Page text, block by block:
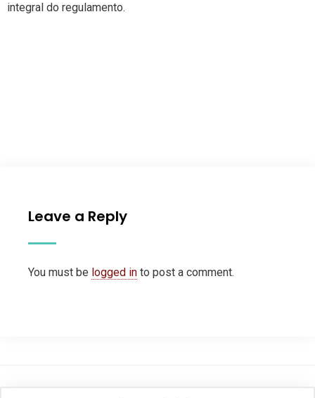
integral do regulamento.
Leave a Reply
You must be logged in to post a comment.